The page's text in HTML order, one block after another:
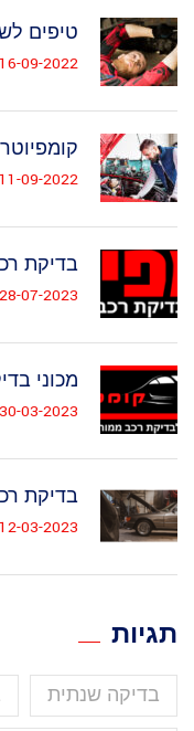
טיפים
16-09-2022
11-09-2022
בדיקת
28-07-2023
מכוני
30-03-2023
בדיקת
12-03-2023
תגיות
בדיקה שנתית